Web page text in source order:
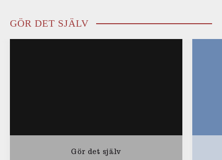
GÖR DET SJÄLV
Gör det själv